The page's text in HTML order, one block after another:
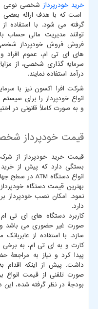
خرید خودرپرداز شخصی نوعی
است که با هدف ارائه بعضی
گرفته می شود. با استفاده از
توانند مدیریت مالی حساب
فروش فروش خودپرداز
های ای تی ام، عموم افراد
سرمایه گذاری شخصی، از
درآمد استفاده نمایند.
شرکت افرا اکسون نیز با
انواع خودپرداز را برای
و به صورت کاملاً قانونی در
قیمت خودپرداز
قیمت خرید خودپرداز از
بستگی دارد که پیش از خرید
انواع دستگاه ATM در سطح
بهترین قیمت دستگاه
نمود. امکان نصب خودپرداز
دارد.
کاربرد دستگاه های ای تی
صورت غیر حضوری می باشد و
سازد. با استفاده از
کارت و به ای تی ام، به برخی
پیدا کرد و نیاز به
داشت. پیش از اینکه اقدام
صورت تلفنی از قیمت انواع
بودجۀ در نظر گرفته شده،